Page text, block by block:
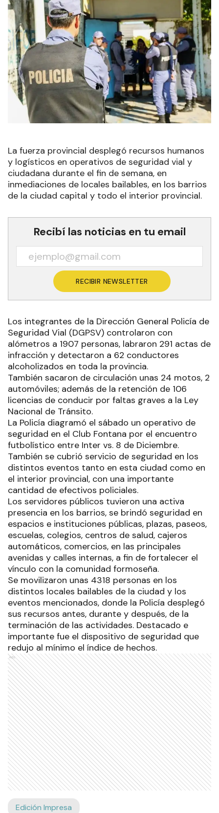
La fuerza provincial desplegó recursos humanos
y logísticos en operativos de seguridad vial y
ciudadana durante el fin de semana, en
inmediaciones de locales bailables, en los barrios
de la ciudad capital y todo el interior provincial.
Recibí las noticias en tu email
RECIBIR NEWSLETTER
Los integrantes de la Dirección General Policía de
Seguridad Vial (DGPSV) controlaron con
alómetros a 1907 personas, labraron 291 actas de
infracción y detectaron a 62 conductores
alcoholizados en toda la provincia.
También sacaron de circulación unas 24 motos, 2
automóviles; además de la retención de 106
licencias de conducir por faltas graves a la Ley
Nacional de Tránsito.
La Policía diagramó el sábado un operativo de
seguridad en el Club Fontana por el encuentro
futbolístico entre Inter vs. 8 de Diciembre.
También se cubrió servicio de seguridad en los
distintos eventos tanto en esta ciudad como en
el interior provincial, con una importante
cantidad de efectivos policiales.
Los servidores públicos tuvieron una activa
presencia en los barrios, se brindó seguridad en
espacios e instituciones públicas, plazas, paseos,
escuelas, colegios, centros de salud, cajeros
automáticos, comercios, en las principales
avenidas y calles internas, a fin de fortalecer el
vínculo con la comunidad formoseña.
Se movilizaron unas 4318 personas en los
distintos locales bailables de la ciudad y los
eventos mencionados, donde la Policía desplegó
sus recursos antes, durante y después, de la
terminación de las actividades. Destacado e
importante fue el dispositivo de seguridad que
redujo al mínimo el índice de hechos.
Ads
Edición Impresa